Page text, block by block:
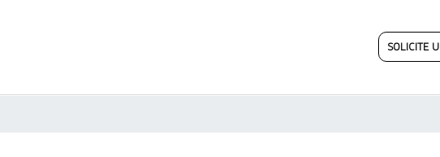
SOLICITE